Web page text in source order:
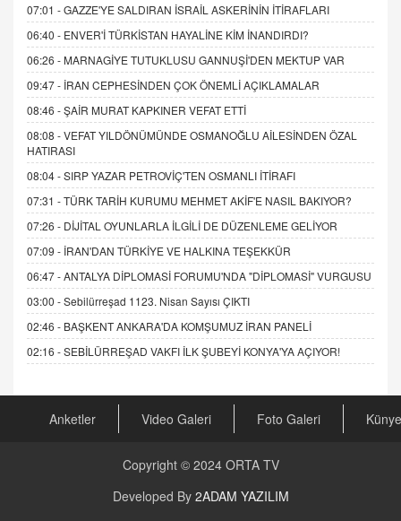
07:01 -GAZZE'YE SALDIRAN İSRAİL ASKERİNİN İTİRAFLARI
06:40 - ENVER'İ TÜRKİSTAN HAYALİNE KİM İNANDIRDI?
06:26 - MARNAGİYE TUTUKLUSU GANNUŞİ'DEN MEKTUP VAR
09:47 - İRAN CEPHESİNDEN ÇOK ÖNEMLİ AÇIKLAMALAR
08:46 -ŞAİR MURAT KAPKINER VEFAT ETTİ
08:08 -VEFAT YILDÖNÜMÜNDE OSMANOĞLU AİLESİNDEN ÖZAL
HATIRASI
08:04 -SIRP YAZAR PETROVİÇ'TEN OSMANLI İTİRAFI
07:31 -TÜRK TARİH KURUMU MEHMET AKİF'E NASIL BAKIYOR?
07:26 - DİJİTAL OYUNLARLA İLGİLİ DE DÜZENLEME GELİYOR
07:09 - İRAN'DAN TÜRKİYE VE HALKINA TEŞEKKÜR
06:47 -ANTALYA DİPLOMASİ FORUMU'NDA "DİPLOMASİ" VURGUSU
03:00 -Sebilürreşad 1123. Nisan Sayısı ÇIKTI
02:46 - BAŞKENT ANKARA'DA KOMŞUMUZ İRAN PANELİ
02:16 -SEBİLÜRREŞAD VAKFI İLK ŞUBEYİ KONYA'YA AÇIYOR!
Anketler Video Galeri Foto Galeri Künye
Copyright © 2024 ORTA TV
Developed By 2ADAM YAZILIM